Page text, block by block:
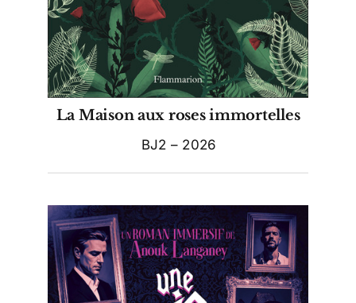
La Maison aux roses immortelles
BJ2 – 2026